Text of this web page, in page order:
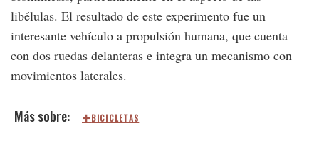
libélulas. El resultado de este experimento fue un
interesante vehículo a propulsión humana, que cuenta
con dos ruedas delanteras e integra un mecanismo con
movimientos laterales.
BICICLETAS